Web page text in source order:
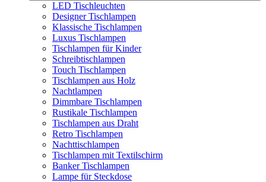
LED Tischleuchten
Designer Tischlampen
Klassische Tischlampen
Luxus Tischlampen
Tischlampen für Kinder
Schreibtischlampen
Touch Tischlampen
Tischlampen aus Holz
Nachtlampen
Dimmbare Tischlampen
Rustikale Tischlampen
Tischlampen aus Draht
Retro Tischlampen
Nachttischlampen
Tischlampen mit Textilschirm
Banker Tischlampen
Lampe für Steckdose